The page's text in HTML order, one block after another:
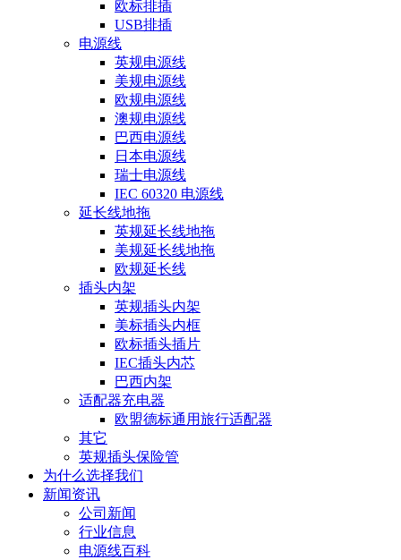
欧标排插
USB排插
电源线
英规电源线
美规电源线
欧规电源线
澳规电源线
巴西电源线
日本电源线
瑞士电源线
IEC 60320 电源线
延长线地拖
英规延长线地拖
美规延长线地拖
欧规延长线
插头内架
英规插头内架
美标插头内框
欧标插头插片
IEC插头内芯
巴西内架
适配器充电器
欧盟德标通用旅行适配器
其它
英规插头保险管
为什么选择我们
新闻资讯
公司新闻
行业信息
电源线百科